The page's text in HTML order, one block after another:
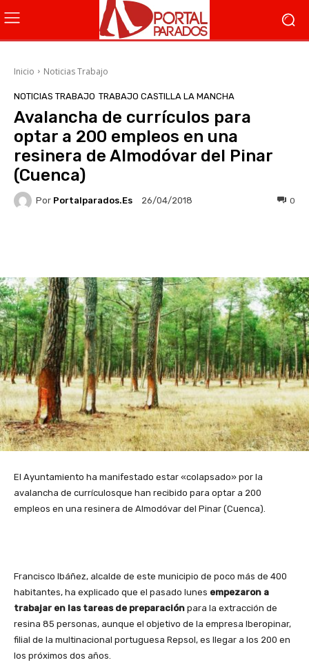
Inicio Noticias Trabajo
NOTICIAS TRABAJO TRABAJO CASTILLA LA MANCHA
Avalancha de currículos para
optar a 200 empleos en una
resinera de Almodóvar del Pinar
(Cuenca)
Por Portalparados.es 26/04/2018 0
El Ayuntamiento ha manifestado estar «colapsado» por la
avalancha de currículosque han recibido para optar a 200
empleos en una resinera de Almodóvar del Pinar (Cuenca).
Francisco Ibáñez, alcalde de este municipio de poco más de 400
habitantes, ha explicado que el pasado lunes empezaron a
trabajar en las tareas de preparación para la extracción de
resina 85 personas, aunque el objetivo de la empresa Iberopinar,
filial de la multinacional portuguesa Repsol, es llegar a los 200 en
los próximos dos años.